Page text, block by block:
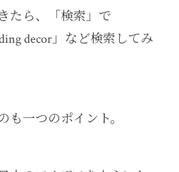
たら、「検索」で
decor」など検索してみ
も一つのポイント。